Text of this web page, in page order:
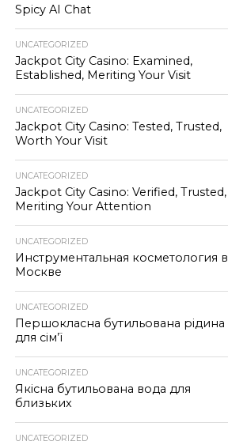
Spicy AI Chat
UNCATEGORIZED
Jackpot City Casino: Examined,
Established, Meriting Your Visit
UNCATEGORIZED
Jackpot City Casino: Tested, Trusted,
Worth Your Visit
UNCATEGORIZED
Jackpot City Casino: Verified, Trusted,
Meriting Your Attention
UNCATEGORIZED
Инструментальная косметология в
Москве
UNCATEGORIZED
Першокласна бутильована рідина
для сім’ї
UNCATEGORIZED
Якісна бутильована вода для
близьких
UNCATEGORIZED